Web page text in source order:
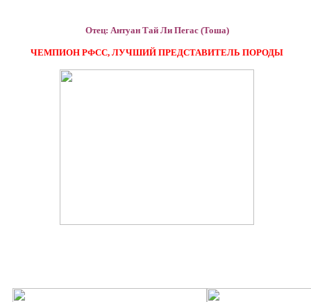
Отец: Антуан Тай Ли Пегас (Тоша)
ЧЕМПИОН РФСС, ЛУЧШИЙ ПРЕДСТАВИТЕЛЬ ПОРОДЫ